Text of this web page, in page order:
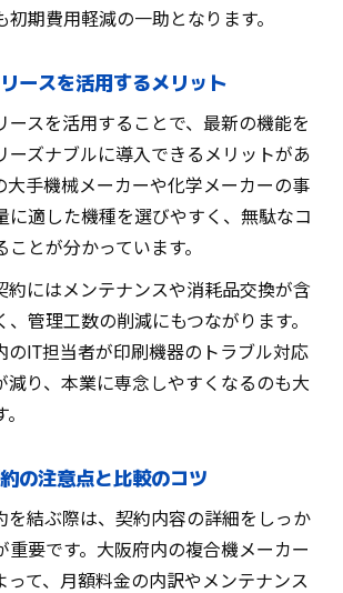
期費用軽減の一助となります。
ースを活用するメリット
ースを活用することで、最新の機能を
ーズナブルに導入できるメリットがあ
大手機械メーカーや化学メーカーの事
に適した機種を選びやすく、無駄なコ
とが分かっています。
約にはメンテナンスや消耗品交換が含
、管理工数の削減にもつながります。
のIT担当者が印刷機器のトラブル対応
減り、本業に専念しやすくなるのも大
の注意点と比較のコツ
を結ぶ際は、契約内容の詳細をしっか
重要です。大阪府内の複合機メーカー
って、月額料金の内訳やメンテナンス